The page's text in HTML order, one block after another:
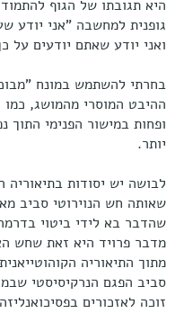
היא תגובתו של הגוף
גופנית למחשבה "אני יודע
ואני יודע שאתם יודעים על
בחרתי להשתמש במונח
ההיבט המוסרי מהמושג, כמו
ופחות במישור הפנימי התוך
יותר.
לבושה יש יסודות
שאותה חש הנוירוטי סביב
שהדבר בא לידי ביטוי
מדבר פרויד היא זאת שחש
מתוך התיאוריה
סביב הפגם הנרקיסיסטי
זוכה לאזכורים